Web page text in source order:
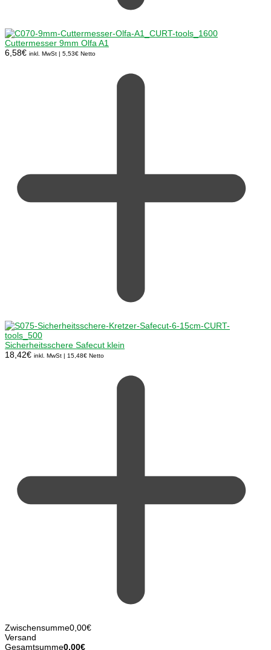
Cuttermesser 9mm Olfa A1
6,58€ inkl. MwSt | 5,53€ Netto
Sicherheitsschere Safecut klein
18,42€ inkl. MwSt | 15,48€ Netto
Zwischensumme0,00€
Versand
Gesamtsumme0,00€